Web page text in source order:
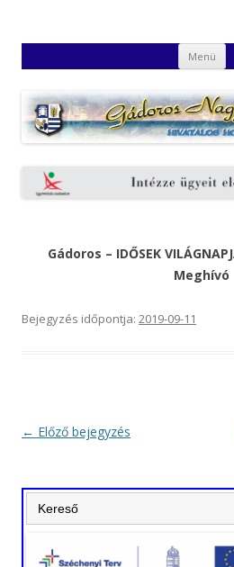
Menü a
Gádoros – IDŐSEK
Meghívó
Bejegyzés időpontja: 2019-09-11
Bejegyzés
← Előző bejegyzés
Search
for: